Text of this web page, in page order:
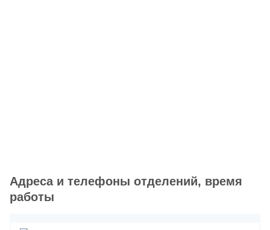
Адреса и телефоны отделений, время
работы